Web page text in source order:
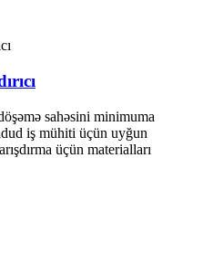
sahəsini minimuma
iş mühiti üçün uyğun
üçün materialları